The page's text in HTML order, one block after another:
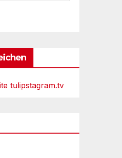
tulipstagram.tv